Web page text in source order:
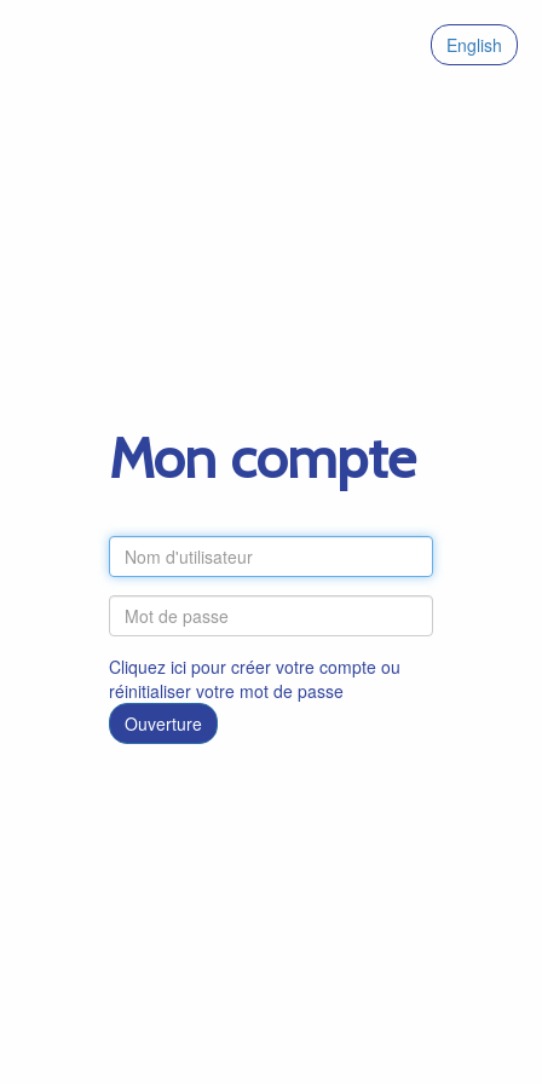
English
Mon compte
Cliquez ici pour créer votre compte ou
réinitialiser votre mot de passe